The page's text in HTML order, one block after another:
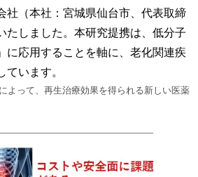
社（本社：宮城県仙台市、代表取締
たしました。本研究提携は、低分子
に応用することを軸に、老化関連疾
います。
よって、再生治療効果を得られる新しい医薬